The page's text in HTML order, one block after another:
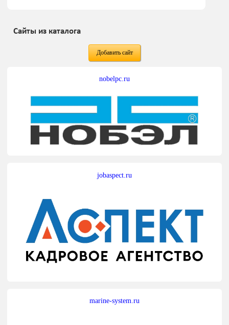
Сайты из каталога
Добавить сайт
nobelpc.ru
jobaspect.ru
marine-system.ru